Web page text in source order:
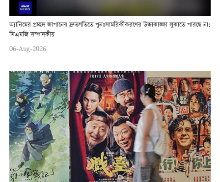
অ্যানিমের প্রচ্ছদ জাপানের দ্রুতগতিতে পুনঃসামরিকীকরণের উচ্চাকাঙ্ক্ষা লুকাতে পারছে না:
সিএমজি সম্পাদকীয়
06-Aug-2026